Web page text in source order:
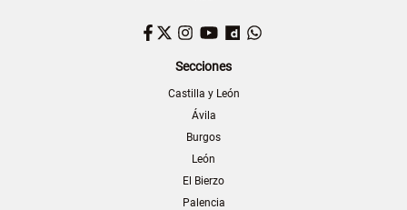
Facebook
TwitterInstagram
YouTubeDailymotion
Secciones
Castilla y León
Ávila
Burgos
León
El Bierzo
Palencia